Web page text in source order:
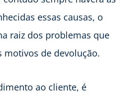
essas causas, o
raiz dos problemas que
motivos de devolução.
ao cliente, é